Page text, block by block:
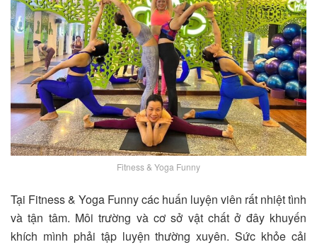
Fitness & Yoga Funny
Tại Fitness & Yoga Funny các huấn luyện viên rất nhiệt tình
và tận tâm. Môi trường và cơ sở vật chất ở đây khuyến
khích mình phải tập luyện thường xuyên. Sức khỏe cải